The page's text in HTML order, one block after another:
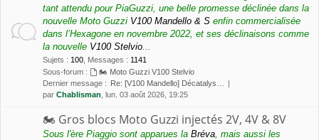
tant attendu pour PiaGuzzi, une belle promesse déclinée dans la
nouvelle Moto Guzzi V100 Mandello & S enfin commercialisée
dans l’Hexagone en novembre 2022, et ses déclinaisons comme
la nouvelle V100 Stelvio
Sujets : 100 Messages : 1141
Sous-forum :
🏍 Moto Guzzi V100 Stelvio
Dernier message : Re: [V100 Mandello] Décatalys…
par Chablisman , lun. 03 août 2026, 19:25
🏍 Gros blocs Moto Guzzi injectés 2V, 4V & 8V
Sous l'ère Piaggio sont apparues la Bréva , mais aussi les